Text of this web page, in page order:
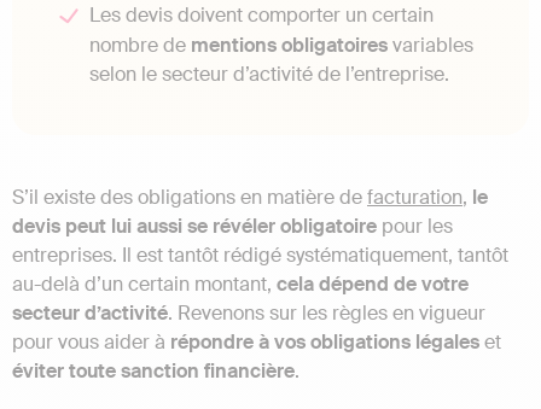
Les devis doivent comporter un certain
nombre de mentions obligatoiresvariables
selon le secteur d’activité de l’entreprise.
S’il existe des obligations en matière defacturation, le
devis peut lui aussi se révéler obligatoire pour les
entreprises. Il est tantôt rédigé systématiquement, tantôt
au-delà d’un certain montant, cela dépend de votre
secteur d’activité. Revenons sur les règles en vigueur
pour vous aider à répondre à vos obligations légaleset
éviter toute sanction financière.